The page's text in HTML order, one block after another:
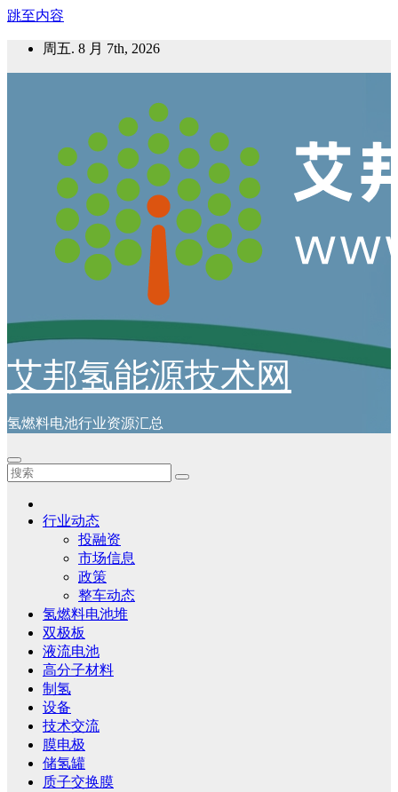
跳至内容
周五. 8 月 7th, 2026
艾邦氢能源技术网
氢燃料电池行业资源汇总
行业动态
投融资
市场信息
政策
整车动态
氢燃料电池堆
双极板
液流电池
高分子材料
制氢
设备
技术交流
膜电极
储氢罐
质子交换膜